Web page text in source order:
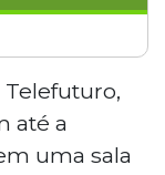
em uma
Juan
os
até a
uma sala